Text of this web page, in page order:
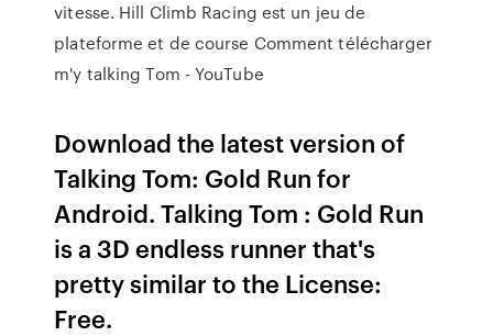
vitesse. Hill Climb Racing est un jeu de
plateforme et de course Comment télécharger
m'y talking Tom - YouTube
Download the latest version of
Talking Tom: Gold Run for
Android. Talking Tom : Gold Run
is a 3D endless runner that's
pretty similar to the License:
Free.